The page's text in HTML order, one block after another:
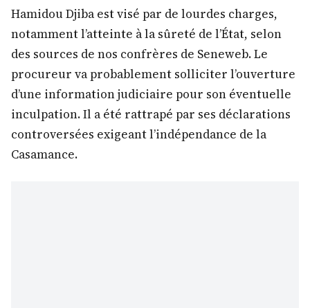
Hamidou Djiba est visé par de lourdes charges,
notamment l’atteinte à la sûreté de l’État, selon
des sources de nos confrères de Seneweb. Le
procureur va probablement solliciter l’ouverture
d’une information judiciaire pour son éventuelle
inculpation. Il a été rattrapé par ses déclarations
controversées exigeant l’indépendance de la
Casamance.